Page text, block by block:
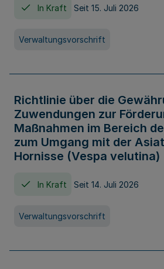
In Kraft Seit 15. Juli 2026
Verwaltungsvorschrift
Richtlinie über die
Zuwendungen zur
Maßnahmen im Bereich
zum Umgang mit der
Hornisse (Vespa velutina)
In Kraft Seit 14. Juli 2026
Verwaltungsvorschrift